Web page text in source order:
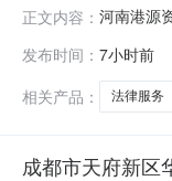
正文内容： 河南港源
项目概况
权交易专
发布时间： 7小时前
相关产品：
法律服务
成都市天府新区